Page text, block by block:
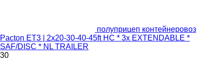
полуприцеп контейнеровоз
Pacton ET3 | 2x20-30-40-45ft HC * 3x EXTENDABLE *
SAF/DISC * NL TRAILER
30